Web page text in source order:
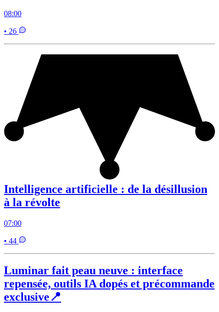
08:00
• 26
Intelligence artificielle : de la désillusion
à la révolte
07:00
• 44
Luminar fait peau neuve : interface
repensée, outils IA dopés et précommande
exclusive📍